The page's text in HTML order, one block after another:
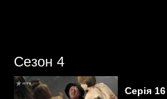
Сезон 4
Серія 16